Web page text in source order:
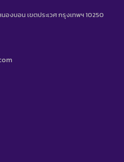
งบอน เขตประเวศ กรุงเทพฯ 10250